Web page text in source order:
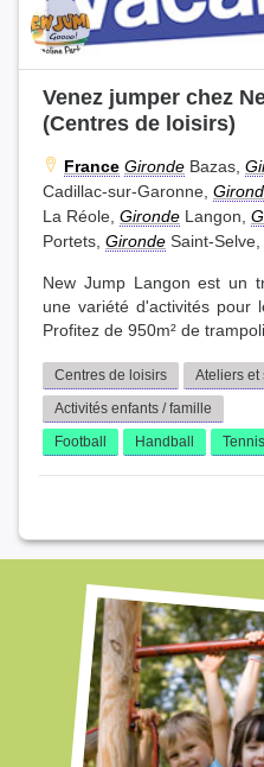
Venez jumper chez
(Centres de loisirs)
France Gironde Bazas,
Cadillac-sur-Garonne,
La Réole, Gironde Langon,
Portets, Gironde Saint-Selve,
New Jump Langon est un
une variété d'activités pour
Profitez de 950m² de
Centres de loisirs
Ateliers et
Activités enfants / famille
Football
Handball